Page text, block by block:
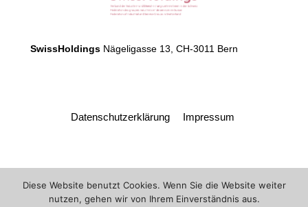
SwissHoldings Nägeligasse 13, CH-3011 Bern
Datenschutzerklärung Impressum
Diese Website benutzt Cookies. Wenn Sie die Website weiter
nutzen, gehen wir von Ihrem Einverständnis aus.